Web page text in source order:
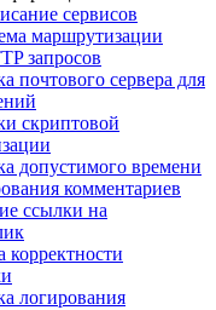
сервисов
маршрутизации
запросов
почтового сервера для
скриптовой
допустимого времени
комментариев
ссылки на
корректности
логирования